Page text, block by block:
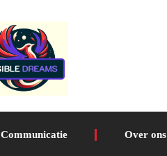
Communicatie Over ons